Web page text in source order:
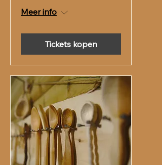
Meer info
Tickets kopen